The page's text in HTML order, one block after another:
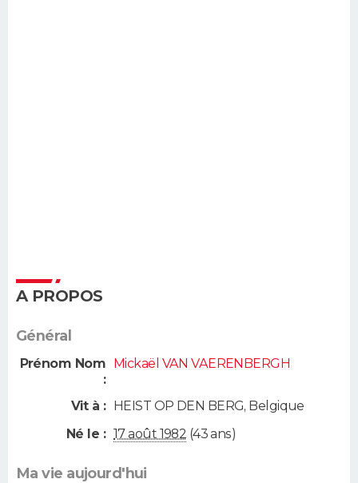
A PROPOS
Général
Prénom Nom
:
Mickaël VAN VAERENBERGH
Vit à : HEIST OP DEN BERG, Belgique
Né le : 17 août 1982 (43 ans)
Ma vie aujourd'hui